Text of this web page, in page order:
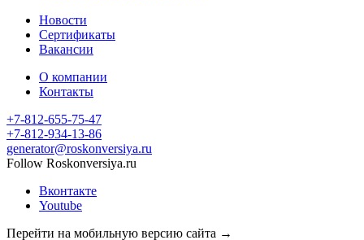
Новости
Сертификаты
Вакансии
О компании
Контакты
+7-812-655-75-47
+7-812-934-13-86
generator@roskonversiya.ru
Follow Roskonversiya.ru
Вконтакте
Youtube
Перейти на мобильную версию сайта →